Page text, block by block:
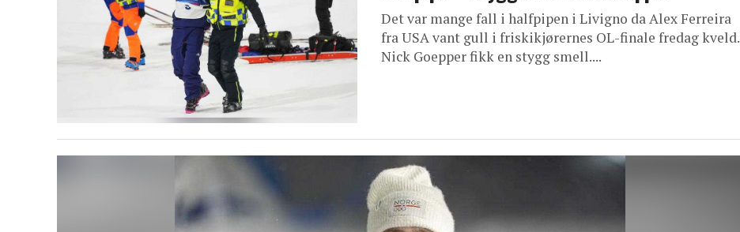
Det var mange fall i halfpipen i Livigno da Alex Ferreira
fra USA vant gull i friskikjørernes OL-finale fredag kveld.
Nick Goepper fikk en stygg smell....